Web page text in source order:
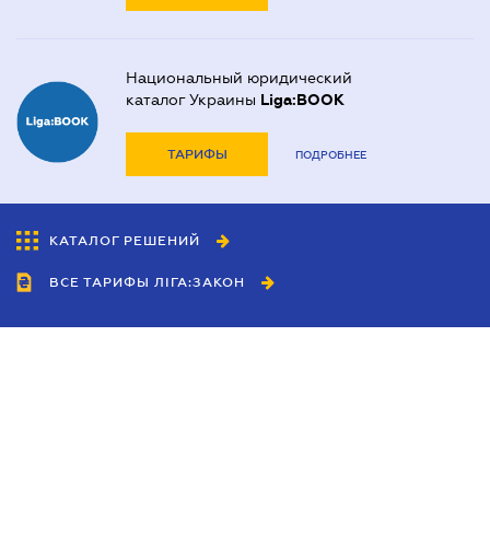
Национальный юридический
каталог Украины Liga:BOOK
ТАРИФЫ ПОДРОБНЕЕ
КАТАЛОГ РЕШЕНИЙ
ВСЕ ТАРИФЫ ЛІГА:ЗАКОН